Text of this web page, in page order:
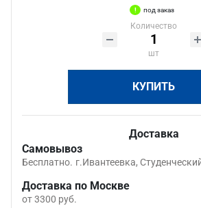
под заказ
Количество
шт
КУПИТЬ
Доставка
Самовывоз
Бесплатно. г.Ивантеевка,
Доставка по Москве
от 3300 руб.